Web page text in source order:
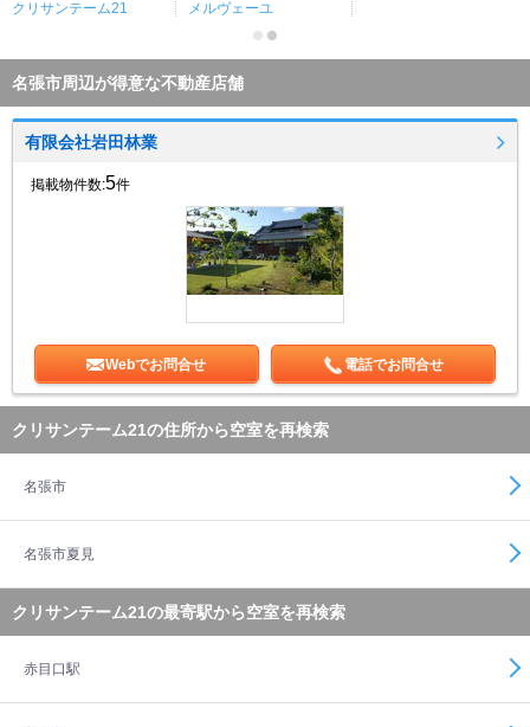
クリサンテーム21 メルヴェーユ
名張市周辺が得意な不動産店舗
有限会社岩田林業
掲載物件数:5件
Webでお問合せ 電話でお問合せ
クリサンテーム21の住所から空室を再検索
名張市
名張市夏見
クリサンテーム21の最寄駅から空室を再検索
赤目口駅